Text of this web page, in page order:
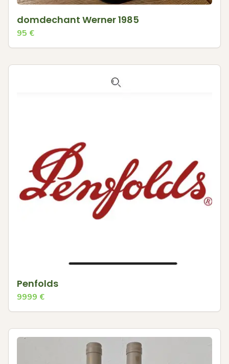
domdechant Werner 1985
95 €
Penfolds
9999 €